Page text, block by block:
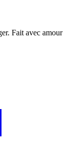
Fait avec amour